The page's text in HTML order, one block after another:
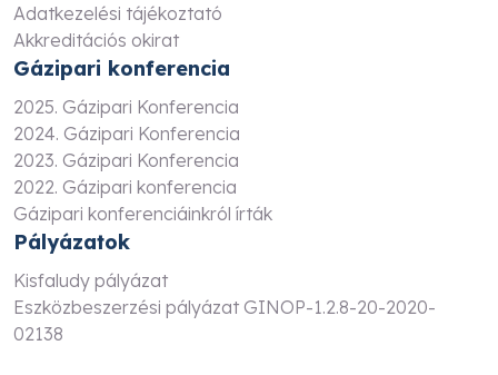
Adatkezelési tájékoztató
Akkreditációs okirat
Gázipari konferencia
2025. Gázipari Konferencia
2024. Gázipari Konferencia
2023. Gázipari Konferencia
2022. Gázipari konferencia
Gázipari konferenciáinkról írták
Pályázatok
Kisfaludy pályázat
Eszközbeszerzési pályázat GINOP-1.2.8-20-2020-
02138